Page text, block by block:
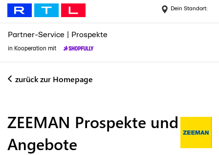
Dein Standort:
Partner-Service Prospekte
in Kooperation mit
zurück zur Homepage
ZEEMAN Prospekte und
Angebote